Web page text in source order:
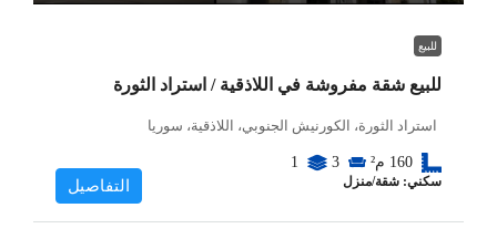
للبيع
للبيع شقة مفروشة في اللاذقية / استراد الثورة
استراد الثورة، الكورنيش الجنوبي، اللاذقية، سوريا
160 م² 3
1
سكني: شقة/منزل التفاصيل